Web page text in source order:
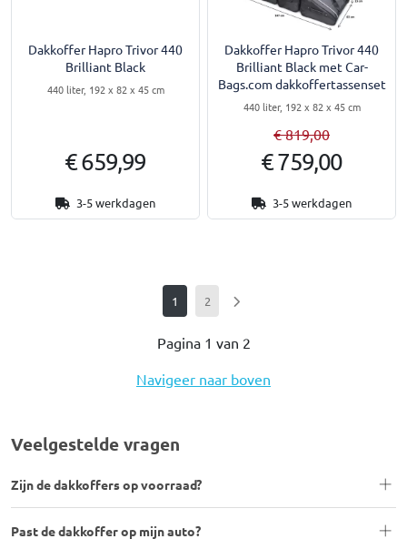
Dakkoffer Hapro Trivor 440
Brilliant Black
440 liter, 192 x 82 x 45 cm
€ 659,99
3-5 werkdagen
Dakkoffer Hapro Trivor 440
Brilliant Black met Car-
Bags.com dakkoffertassenset
440 liter, 192 x 82 x 45 cm
€ 819,00
€ 759,00
3-5 werkdagen
1 2
Pagina 1 van 2
Navigeer naar boven
Veelgestelde vragen
Zijn de dakkoffers op voorraad?
Past de dakkoffer op mijn auto?